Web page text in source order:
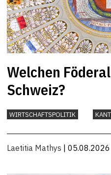
Welchen
Schweiz?
WIRTSCHAFTSPOLITIK
Laetitia Mathys | 05.08.2026